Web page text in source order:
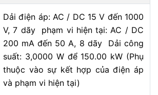
Dải điện áp: AC / DC 15 V đến 1000
V, 7 dãy phạm vi hiện tại: AC / DC
200 mA đến 50 A, 8 dãy Dải công
suất: 3,0000 W để 150.00 kW (Phụ
thuộc vào sự kết hợp của điện áp
và phạm vi hiện tại)